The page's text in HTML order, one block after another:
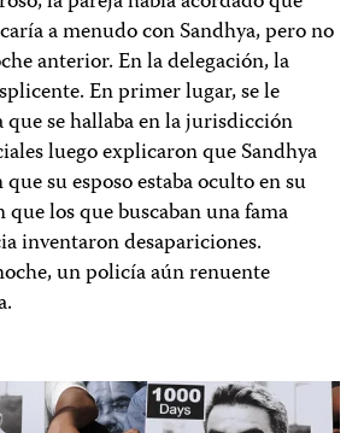
a menudo con Sandhya, pero no
anterior. En la delegación, la
En primer lugar, se le
se hallaba en la jurisdicción
luego explicaron que Sandhya
su esposo estaba oculto en su
los que buscaban una fama
inventaron desapariciones.
un policía aún renuente